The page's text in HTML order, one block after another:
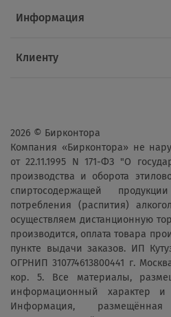
Информация
Клиенту
2026 © Бирконтора
Компания «Бирконтора» не
от 22.11.1995 N 171-ФЗ "О
производства и оборота
спиртосодержащей
потребления (распития)
осуществляем дистанционную
производится, оплата товара
пункте выдачи заказов. ИП
ОГРНИП 310774613800441 г.
кор. 5. Все материалы,
информационный характер
Информация,